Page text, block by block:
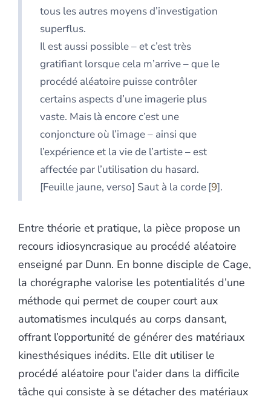
tous les autres moyens d’investigation
superflus.
Il est aussi possible – et c’est très
gratifiant lorsque cela m’arrive – que le
procédé aléatoire puisse contrôler
certains aspects d’une imagerie plus
vaste. Mais là encore c’est une
conjoncture où l’image – ainsi que
l’expérience et la vie de l’artiste – est
affectée par l’utilisation du hasard.
[Feuille jaune, verso] Saut à la corde 9 .
Entre théorie et pratique, la pièce propose un
recours idiosyncrasique au procédé aléatoire
enseigné par Dunn. En bonne disciple de Cage,
la chorégraphe valorise les potentialités d’une
méthode qui permet de couper court aux
automatismes inculqués au corps dansant,
offrant l’opportunité de générer des matériaux
kinesthésiques inédits. Elle dit utiliser le
procédé aléatoire pour l’aider dans la difficile
tâche qui consiste à se détacher des matériaux